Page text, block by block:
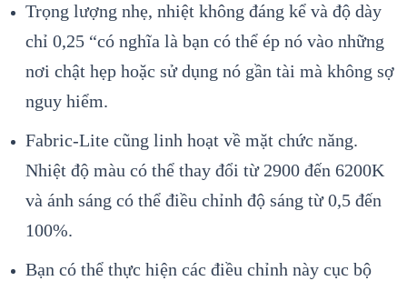
Trọng lượng nhẹ, nhiệt không đáng kể và độ dày
chỉ 0,25 “có nghĩa là bạn có thể ép nó vào những
nơi chật hẹp hoặc sử dụng nó gần tài mà không sợ
nguy hiểm.
Fabric-Lite cũng linh hoạt về mặt chức năng.
Nhiệt độ màu có thể thay đổi từ 2900 đến 6200K
và ánh sáng có thể điều chỉnh độ sáng từ 0,5 đến
100%.
Bạn có thể thực hiện các điều chỉnh này cục bộ